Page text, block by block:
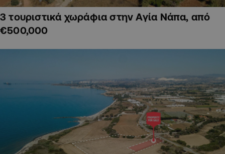
3 τουριστικά χωράφια στην Αγία Νάπα, από
€500,000